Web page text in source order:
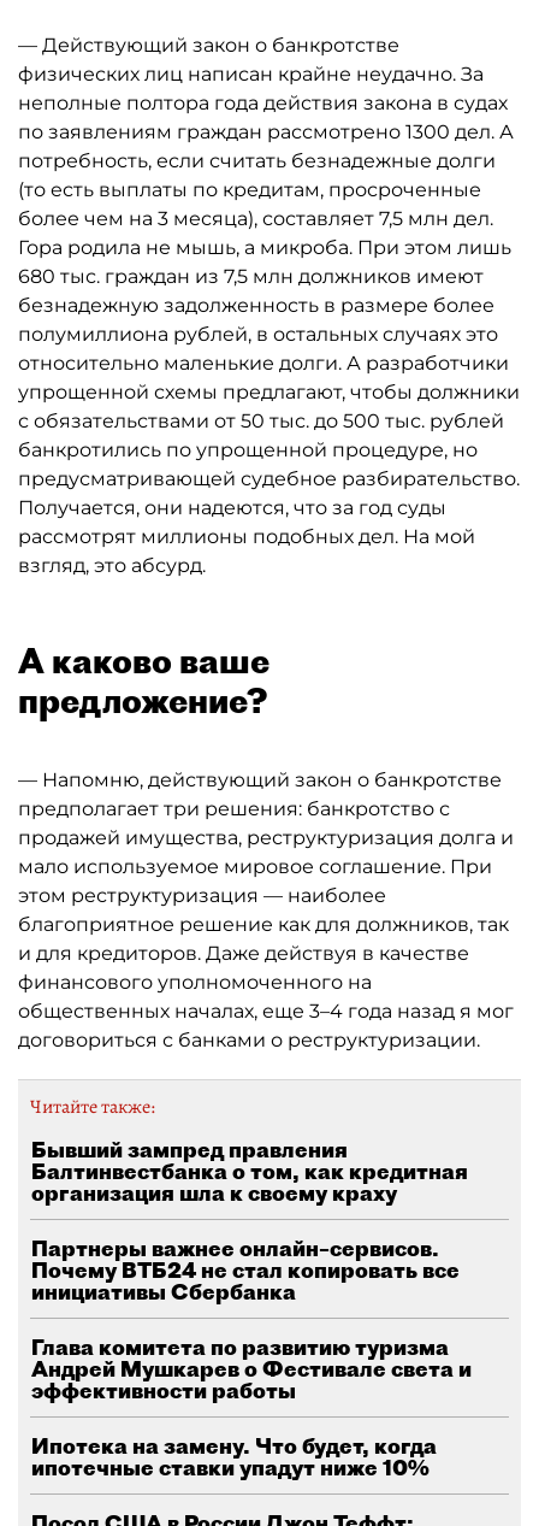
— Действующий закон о банкротстве
физических лиц написан крайне неудачно. За
неполные полтора года действия закона в судах
по заявлениям граждан рассмотрено 1300 дел. А
потребность, если считать безнадежные долги
(то есть выплаты по кредитам, просроченные
более чем на 3 месяца), составляет 7,5 млн дел.
Гора родила не мышь, а микроба. При этом лишь
680 тыс. граждан из 7,5 млн должников имеют
безнадежную задолженность в размере более
полумиллиона рублей, в остальных случаях это
относительно маленькие долги. А разработчики
упрощенной схемы предлагают, чтобы должники
с обязательствами от 50 тыс. до 500 тыс. рублей
банкротились по упрощенной процедуре, но
предусматривающей судебное разбирательство.
Получается, они надеются, что за год суды
рассмотрят миллионы подобных дел. На мой
взгляд, это абсурд.
А каково ваше
предложение?
— Напомню, действующий закон о банкротстве
предполагает три решения: банкротство с
продажей имущества, реструктуризация долга и
мало используемое мировое соглашение. При
этом реструктуризация — наиболее
благоприятное решение как для должников, так
и для кредиторов. Даже действуя в качестве
финансового уполномоченного на
общественных началах, еще 3–4 года назад я мог
договориться с банками о реструктуризации.
Читайте также:
Бывший зампред правления
Балтинвестбанка о том, как кредитная
организация шла к своему краху
Партнеры важнее онлайн–сервисов.
Почему ВТБ24 не стал копировать все
инициативы Сбербанка
Глава комитета по развитию туризма
Андрей Мушкарев о Фестивале света и
эффективности работы
Ипотека на замену. Что будет, когда
ипотечные ставки упадут ниже 10%